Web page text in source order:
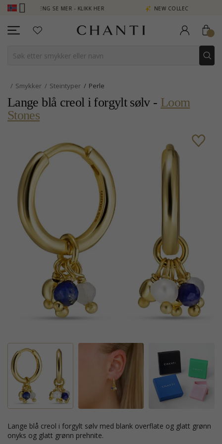
SE MER - KLIKK HER NEW COLLECTION | AURA
Smykker Steintyper Perle
Lange blå creol i forgylt sølv - Loom
Stones
lange blå creol i forgylt sølv med blank overflate og glatt grønn
onyks og glatt grønn prehnite.